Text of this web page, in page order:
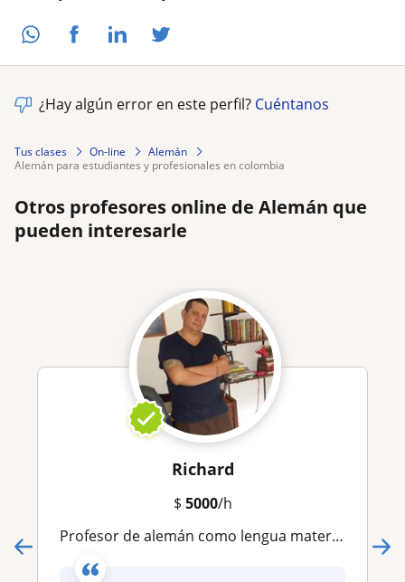
¿Hay algún error en este perfil? Cuéntanos
Tus clases On-line
Alemán
alemán para estudiantes y profesionales en colombia
Otros profesores online de Alemán que
pueden interesarle
Richard
$ 5000/h
Profesor de alemán como lengua materna con mas de 28 años de experiencia